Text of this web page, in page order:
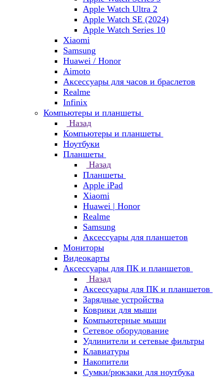
Apple Watch Ultra 2
Apple Watch SE (2024)
Apple Watch Series 10
Xiaomi
Samsung
Huawei / Honor
Aimoto
Аксессуары для часов и браслетов
Realme
Infinix
Компьютеры и планшеты
Назад
Компьютеры и планшеты
Ноутбуки
Планшеты
Назад
Планшеты
Apple iPad
Xiaomi
Huawei | Honor
Realme
Samsung
Аксессуары для планшетов
Мониторы
Видеокарты
Аксессуары для ПК и планшетов
Назад
Аксессуары для ПК и планшетов
Зарядные устройства
Коврики для мыши
Компьютерные мыши
Сетевое оборудование
Удлинители и сетевые фильтры
Клавиатуры
Накопители
Сумки/рюкзаки для ноутбука